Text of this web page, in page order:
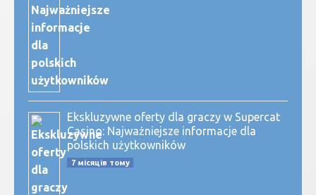
Ekskluzywne oferty dla graczy w Supercat
Casino: Najważniejsze informacje dla
polskich użytkowników
7 місяців тому